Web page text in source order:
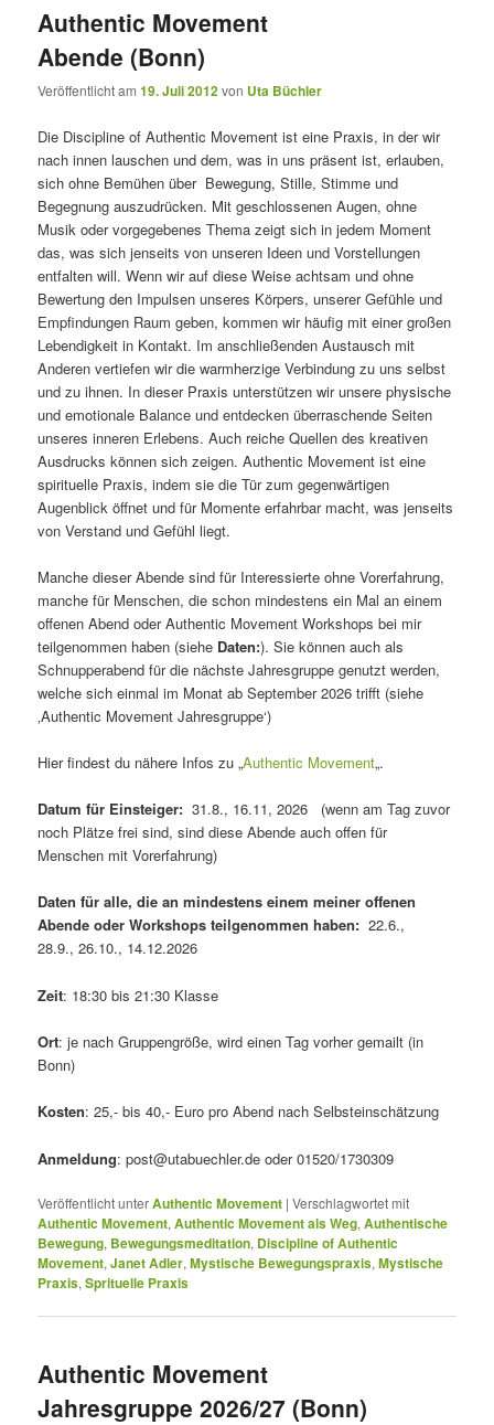
Authentic Movement
Abende (Bonn)
Veröffentlicht am19. Juli 2012von Uta Büchler
Die Discipline of Authentic Movement ist eine Praxis, in der wir
nach innen lauschen und dem, was in uns präsent ist, erlauben,
sich ohne Bemühen über Bewegung, Stille, Stimme und
Begegnung auszudrücken. Mit geschlossenen Augen, ohne
Musik oder vorgegebenes Thema zeigt sich in jedem Moment
das, was sich jenseits von unseren Ideen und Vorstellungen
entfalten will. Wenn wir auf diese Weise achtsam und ohne
Bewertung den Impulsen unseres Körpers, unserer Gefühle und
Empfindungen Raum geben, kommen wir häufig mit einer großen
Lebendigkeit in Kontakt. Im anschließenden Austausch mit
Anderen vertiefen wir die warmherzige Verbindung zu uns selbst
und zu ihnen. In dieser Praxis unterstützen wir unsere physische
und emotionale Balance und entdecken überraschende Seiten
unseres inneren Erlebens. Auch reiche Quellen des kreativen
Ausdrucks können sich zeigen. Authentic Movement ist eine
spirituelle Praxis, indem sie die Tür zum gegenwärtigen
Augenblick öffnet und für Momente erfahrbar macht, was jenseits
von Verstand und Gefühl liegt.
Manche dieser Abende sind für Interessierte ohne Vorerfahrung,
manche für Menschen, die schon mindestens ein Mal an einem
offenen Abend oder Authentic Movement Workshops bei mir
teilgenommen haben (siehe Daten:). Sie können auch als
Schnupperabend für die nächste Jahresgruppe genutzt werden,
welche sich einmal im Monat ab September 2026 trifft (siehe
‚Authentic Movement Jahresgruppe‘)
Hier findest du nähere Infos zu „Authentic Movement„.
Datum für Einsteiger: 31.8., 16.11, 2026 (wenn am Tag zuvor
noch Plätze frei sind, sind diese Abende auch offen für
Menschen mit Vorerfahrung)
Daten für alle, die an mindestens einem meiner offenen
Abende oder Workshops teilgenommen haben: 22.6.,
28.9., 26.10., 14.12.2026
Zeit: 18:30 bis 21:30 Klasse
Ort: je nach Gruppengröße, wird einen Tag vorher gemailt (in
Bonn)
Kosten: 25,- bis 40,- Euro pro Abend nach Selbsteinschätzung
Anmeldung: post@utabuechler.de oder 01520/1730309
Veröffentlicht unterAuthentic Movement |Verschlagwortet mit
Authentic Movement,Authentic Movement als Weg,Authentische
Bewegung, Bewegungsmeditation, Discipline of Authentic
Movement,Janet Adler,Mystische Bewegungspraxis,Mystische
Praxis,Sprituelle Praxis
Authentic Movement
Jahresgruppe 2026/27 (Bonn)